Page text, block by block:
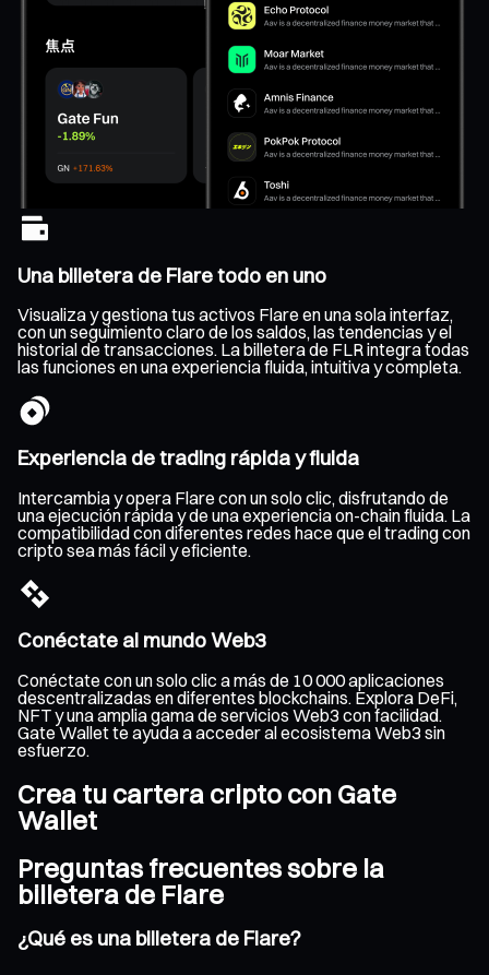
Una billetera de Flare todo en uno
Visualiza y gestiona tus activos Flare en una sola interfaz,
con un seguimiento claro de los saldos, las tendencias y el
historial de transacciones. La billetera de FLR integra todas
las funciones en una experiencia fluida, intuitiva y completa.
Experiencia de trading rápida y fluida
Intercambia y opera Flare con un solo clic, disfrutando de
una ejecución rápida y de una experiencia on-chain fluida. La
compatibilidad con diferentes redes hace que el trading con
cripto sea más fácil y eficiente.
Conéctate al mundo Web3
Conéctate con un solo clic a más de 10 000 aplicaciones
descentralizadas en diferentes blockchains. Explora DeFi,
NFT y una amplia gama de servicios Web3 con facilidad.
Gate Wallet te ayuda a acceder al ecosistema Web3 sin
esfuerzo.
Crea tu cartera cripto con Gate
Wallet
Preguntas frecuentes sobre la
billetera de Flare
¿Qué es una billetera de Flare?